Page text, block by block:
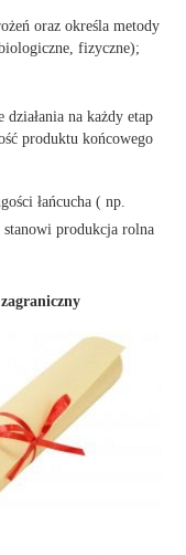
oraz określa metody
fizyczne);
na każdy etap
produktu końcowego
łańcucha ( np.
produkcja rolna